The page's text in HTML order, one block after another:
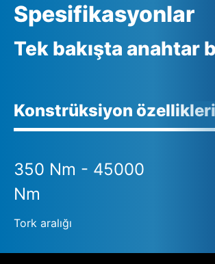
Spesifikasyonlar
Tek bakışta anahtar
Konstrüksiyon özellikleri
350 Nm - 45000
Nm
Tork aralığı